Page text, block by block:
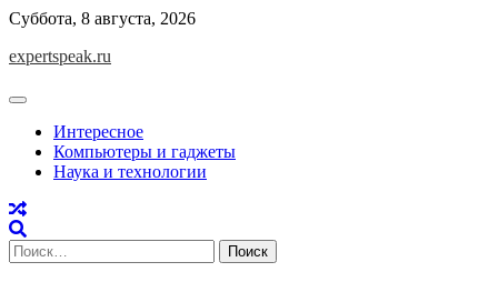
Skip
content
Суббота, 8 августа, 2026
expertspeak.ru
Интересное
Компьютеры и гаджеты
Наука и технологии
Найти: